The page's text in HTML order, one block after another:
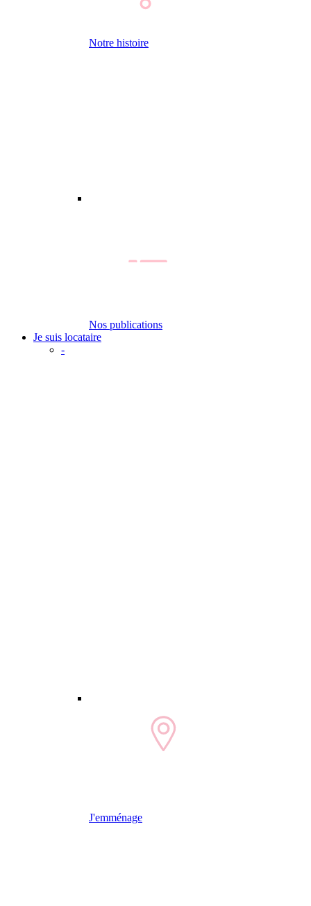
Notre histoire
Nos publications
Je suis locataire
-
J'emménage